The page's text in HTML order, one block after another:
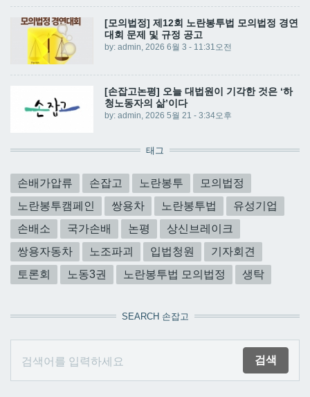
[모의법정] 제12회 노란봉투법 모의법정 경연
대회 문제 및 규정 공고
by: admin, 2026 6월 3 - 11:31오전
[손잡고논평] 오늘 대법원이 기각한 것은 ‘하
청노동자의 삶’이다
by: admin, 2026 5월 21 - 3:34오후
태그
손배가압류 손잡고 노란봉투
모의법정
노란봉투캠페인
쌍용차 노란봉투법
유성기업
손배소
국가손배 논평
상신브레이크
쌍용자동차
노조파괴 입법청원
기자회견
토론회
노동3권 노란봉투법 모의법정 생탁
SEARCH 손잡고